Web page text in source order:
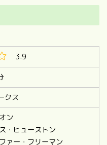
3.9
クス
ン
・ヒューストン
ァー・フリーマン